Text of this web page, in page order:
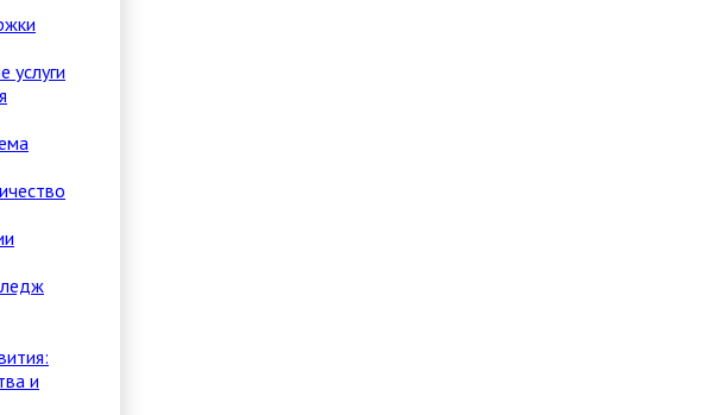
услуги
и